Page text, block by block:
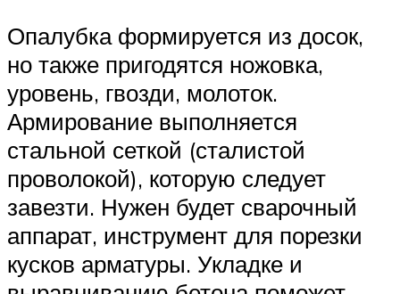
Опалубка формируется из досок,
но также пригодятся ножовка,
уровень, гвозди, молоток.
Армирование выполняется
стальной сеткой (сталистой
проволокой), которую следует
завезти. Нужен будет сварочный
аппарат, инструмент для порезки
кусков арматуры. Укладке и